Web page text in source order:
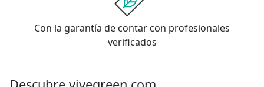
Con la garantía de contar con profesionales
verificados